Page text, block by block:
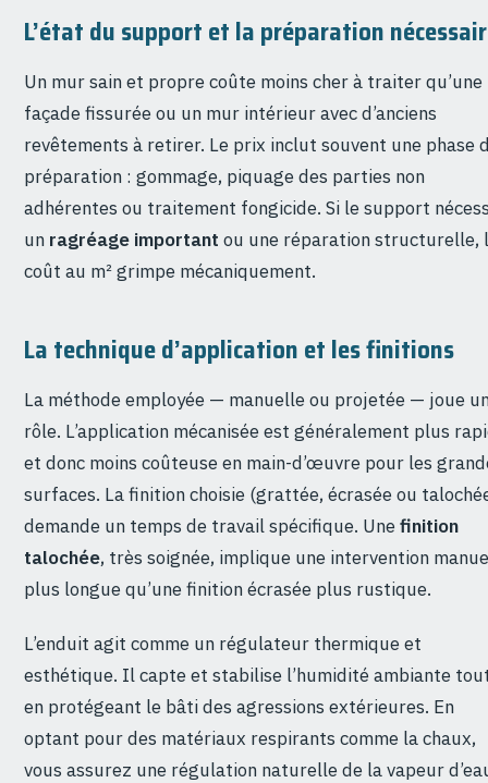
L’état du support et la préparation
Un mur sain et propre coûte moins cher à traiter qu’une
façade fissurée ou un mur intérieur avec d’anciens
revêtements à retirer. Le prix inclut souvent une phase
préparation : gommage, piquage des parties non
adhérentes ou traitement fongicide. Si le support
un ragréage important ou une réparation structurelle,
coût au m² grimpe mécaniquement.
La technique d’application et les finitions
La méthode employée — manuelle ou projetée — joue
rôle. L’application mécanisée est généralement plus
et donc moins coûteuse en main-d’œuvre pour les
surfaces. La finition choisie (grattée, écrasée ou
demande un temps de travail spécifique. Une finition
talochée, très soignée, implique une intervention
plus longue qu’une finition écrasée plus rustique.
L’enduit agit comme un régulateur thermique et
esthétique. Il capte et stabilise l’humidité ambiante
en protégeant le bâti des agressions extérieures. En
optant pour des matériaux respirants comme la chaux,
vous assurez une régulation naturelle de la vapeur